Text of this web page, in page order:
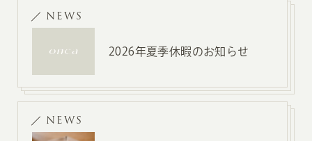
NEWS
2026年夏季休暇のお知らせ
NEWS